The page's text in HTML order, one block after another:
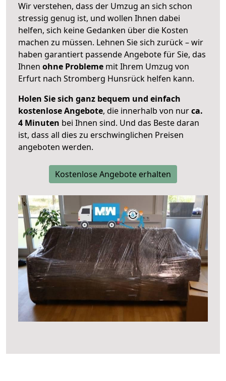
Wir verstehen, dass der Umzug an sich schon
stressig genug ist, und wollen Ihnen dabei
helfen, sich keine Gedanken über die Kosten
machen zu müssen. Lehnen Sie sich zurück – wir
haben garantiert passende Angebote für Sie, das
Ihnen ohne Probleme mit Ihrem Umzug von
Erfurt nach Stromberg Hunsrück helfen kann.
Holen Sie sich ganz bequem und einfach
kostenlose Angebote, die innerhalb von nurca.
4 Minuten bei Ihnen sind. Und das Beste daran
ist, dass all dies zu erschwinglichen Preisen
angeboten werden.
Kostenlose Angebote erhalten